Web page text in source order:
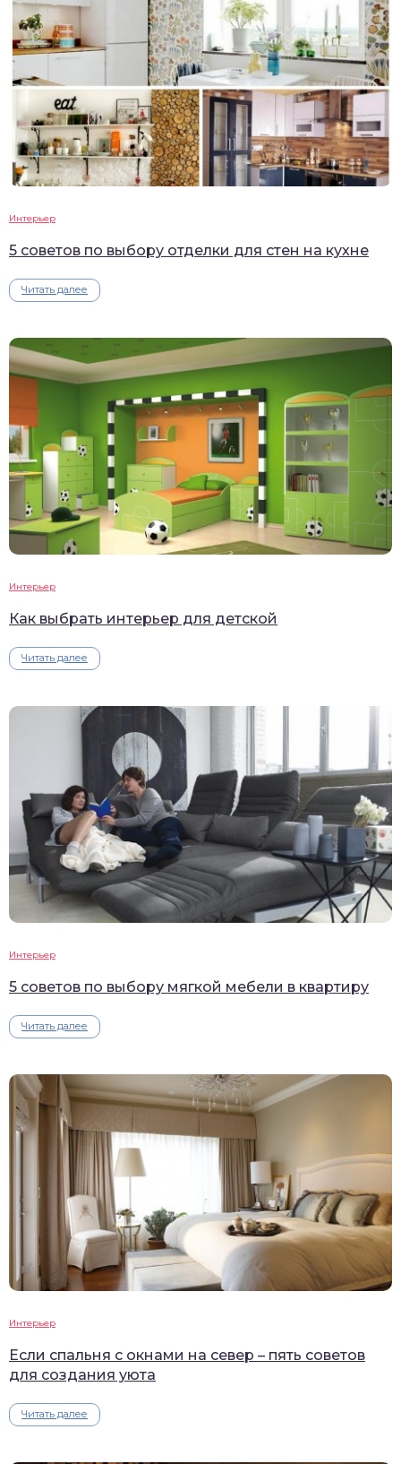
Интерьер
5 советов по выбору отделки для стен на кухне
Читать далее
Интерьер
Как выбрать интерьер для детской
Читать далее
Интерьер
5 советов по выбору мягкой мебели в квартиру
Читать далее
Интерьер
Если спальня с окнами на север – пять советов
для создания уюта
Читать далее